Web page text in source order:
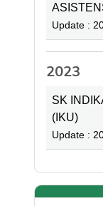
Update :
2023
SK
(IKU)
Update :